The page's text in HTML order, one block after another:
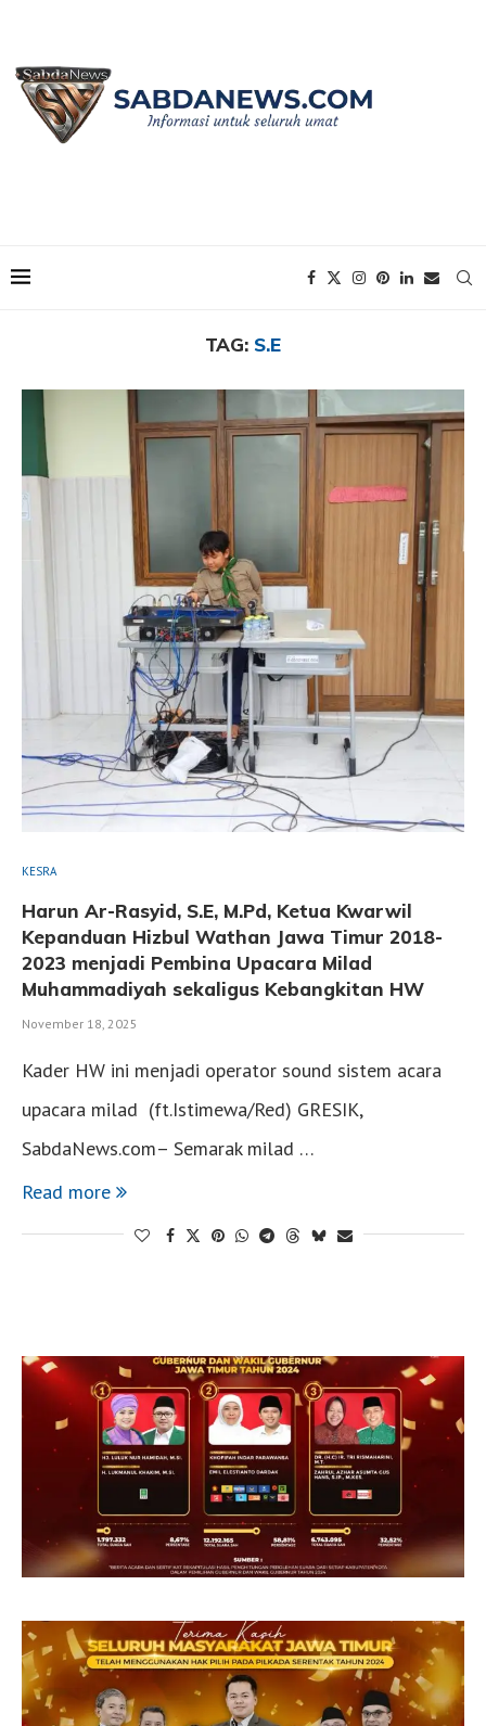
TAG: S.E
KESRA
Harun Ar-Rasyid, S.E, M.Pd, Ketua Kwarwil
Kepanduan Hizbul Wathan Jawa Timur 2018-
2023 menjadi Pembina Upacara Milad
Muhammadiyah sekaligus Kebangkitan HW
November 18, 2025
Kader HW ini menjadi operator sound sistem acara
upacara milad (ft.Istimewa/Red) GRESIK,
SabdaNews.com– Semarak milad …
Read more